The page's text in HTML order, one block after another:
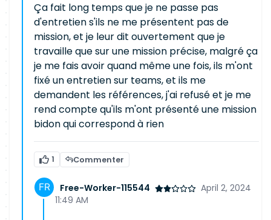
Ça fait long temps que je ne passe pas
d'entretien s'ils ne me présentent pas de
mission, et je leur dit ouvertement que je
travaille que sur une mission précise, malgré ça
je me fais avoir quand même une fois, ils m'ont
fixé un entretien sur teams, et ils me
demandent les références, j'ai refusé et je me
rend compte qu'ils m'ont présenté une mission
bidon qui correspond à rien
1 Commenter
Free-Worker-115544
April 2, 2024
11:49 AM